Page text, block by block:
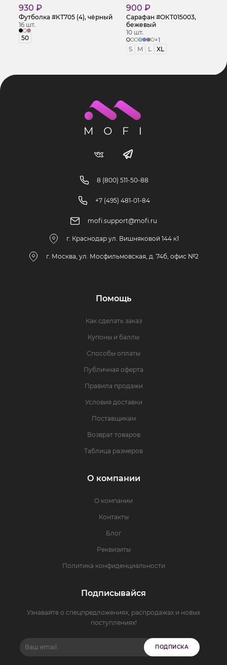
930 ₽
Футболка #КТ705 (4), чёрный
16 шт.
50
900 ₽
Сарафан #ОКТ015003,
бежевый
10 шт.
+1
S
M L XL
8 (800) 511-50-88
+7 (495) 481-01-84
mofi.support@mofi.ru
г. Краснодар ул. Вишняковой 144 к1
г. Москва, ул. Мосфильмовская, д. 74б, офис №2
Помощь
Как сделать заказ
Купоны и баллы
Способы оплаты
Публичная оферта
Правила продажи
Условия доставки
Поставщикам
Возврат товаров
Таблица размеров
О компании
О компании
Контакты
Блог
Реквизиты
Политика конфиденциальности
Подписывайся
Узнавайте о спецпредложениях, распродажах и новых
поступлениях!
ПОДПИСКА